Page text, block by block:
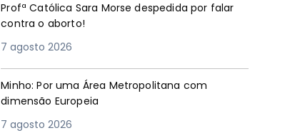
Profª Católica Sara Morse despedida por falar
contra o aborto!
7 agosto 2026
Minho: Por uma Área Metropolitana com
dimensão Europeia
7 agosto 2026